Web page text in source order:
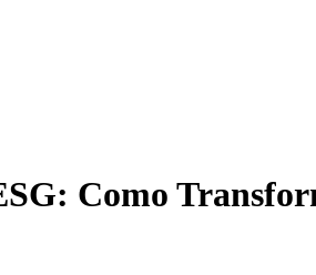
Como